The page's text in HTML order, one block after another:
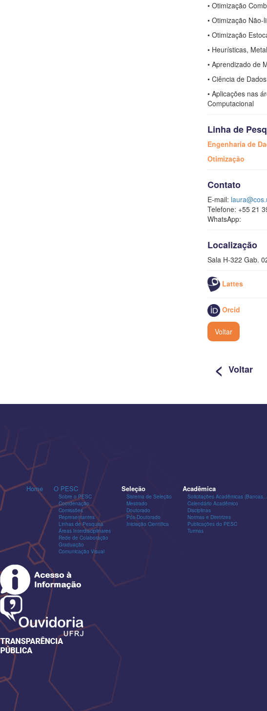
• Otimização
• Otimização Não-
• Otimização
• Heurísticas,
• Aprendizado de
• Ciência de Dados
• Aplicações nas
Computacional
Linha de
Engenharia de
Otimização
Contato
E-mail:
Telefone: +55 21
WhatsApp:
Localização
Sala H-322 Gab.
Lattes
Orcid
Voltar
< Voltar
Home O PESC
Sobre o PESC
Coordenação
Comissões
Representantes
Linhas de Pesquisa
Áreas Interdisciplinares
Rede de Colaboração
Graduação
Comunicação Visual
Seleção
Sistema de Seleção
Mestrado
Doutorado
Pós-Doutorado
Iniciação Científica
Acadêmica
Solicitações Acadêmicas
Calendário Acadêmico
Disciplinas
Normas e Diretrizes
Publicações do PESC
Turmas